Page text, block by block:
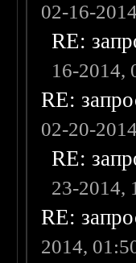
02-16-
RE:
16-2014,
RE:
02-20-
RE:
23-2014,
RE:
2014,